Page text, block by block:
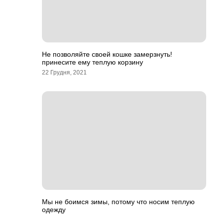
Не позволяйте своей кошке замерзнуть!
принесите ему теплую корзину
22 Грудня, 2021
Мы не боимся зимы, потому что носим теплую
одежду